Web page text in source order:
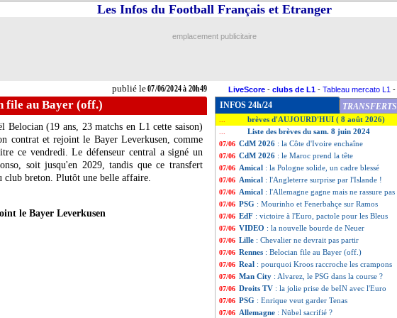
publié le07/06/2024 à 20h49
Les Infos du Football Français et Etranger
emplacement publicitaire
LiveScore - clubs de L1 - Tableau mercato L1 -
file au Bayer (off.)
Belocian(19 ans, 23 matchs en L1 cette saison)
contrat et rejoint le Bayer Leverkusen, comme
ce vendredi. Le défenseur central a signé un
soit jusqu'en 2029, tandis que ce transfert
breton. Plutôt une belle affaire.
le Bayer Leverkusen
INFOS 24h/24 TRANSFERTS
brèves d'AUJOURD'HUI ( 8 août 2026)
Liste des brèves du sam. 8 juin 2024
07/06 CdM 2026 : la Côte d'Ivoire enchaîne
07/06 CdM 2026 : le Maroc prend la tête
07/06 Amical : la Pologne solide, un cadre blessé
07/06 Amical : l'Angleterre surprise par l'Islande !
07/06 Amical : l'Allemagne gagne mais ne rassure pas
07/06 PSG : Mourinho et Fenerbahçe sur Ramos
07/06 EdF : victoire à l'Euro, pactole pour les Bleus
07/06 VIDEO : la nouvelle bourde de Neuer
07/06 Lille : Chevalier ne devrait pas partir
07/06 Rennes : Belocian file au Bayer (off.)
07/06 Real : pourquoi Kroos raccroche les crampons
07/06 Man City : Alvarez, le PSG dans la course ?
07/06 Droits TV : la jolie prise de beIN avec l'Euro
07/06 PSG : Enrique veut garder Tenas
07/06 Allemagne : Nübel sacrifié ?